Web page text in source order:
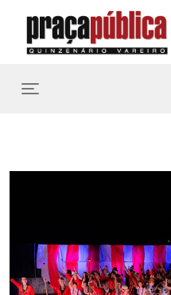
Toggle navigation